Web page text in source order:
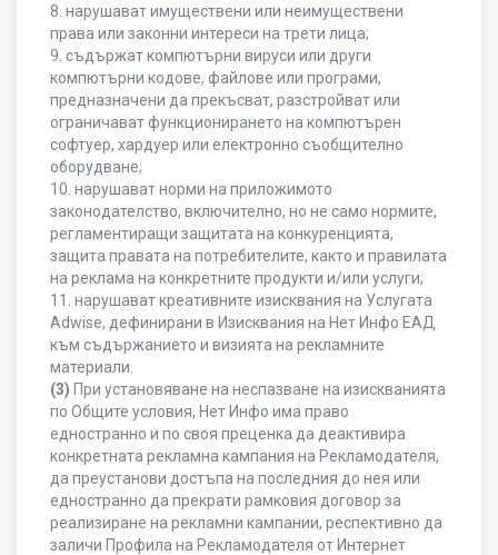
8. нарушават имуществени или неимуществени
права или законни интереси на трети лица;
9. съдържат компютърни вируси или други
компютърни кодове, файлове или програми,
предназначени да прекъсват, разстройват или
ограничават функционирането на компютърен
софтуер, хардуер или електронно съобщително
оборудване;
10. нарушават норми на приложимото
законодателство, включително, но не само нормите,
регламентиращи защитата на конкуренцията,
защита правата на потребителите, както и правилата
на реклама на конкретните продукти и/или услуги;
11. нарушават креативните изисквания на Услугата
Adwise, дефинирани в Изисквания на Нет Инфо ЕАД
към съдържанието и визията на рекламните
материали.
(3) При установяване на неспазване на изискванията
по Общите условия, Нет Инфо има право
едностранно и по своя преценка да деактивира
конкретната рекламна кампания на Рекламодателя,
да преустанови достъпа на последния до нея или
едностранно да прекрати рамковия договор за
реализиране на рекламни кампании, респективно да
заличи Профила на Рекламодателя от Интернет